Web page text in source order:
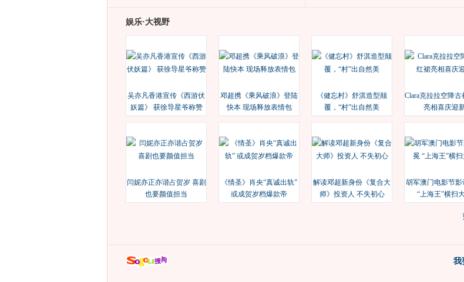
娱乐·大视野
吴亦凡香港宣传《西游伏
妖篇》 获徐导星爷称赞
邓超携《乘风破浪》登陆
快本 现场释放表情包
《健忘村》舒淇造型颠
覆，“村”出自然美
Clara克拉拉空降古
亮相喜庆迎
闫妮亦正亦谐占贺岁 喜剧
也要颜值担当
《情圣》肖央“真诚出轨”
或成贺岁档爆款帝
解读邓超新身份《复合大
师》投资人 不失初心
胡军澳门电影节影
“上海王”横扫
我